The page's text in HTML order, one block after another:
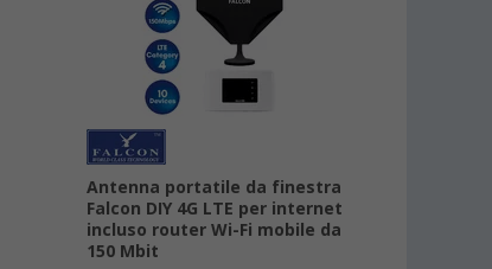
Antenna portatile da finestra
Falcon DIY 4G LTE per internet
incluso router Wi-Fi mobile da
150 Mbit